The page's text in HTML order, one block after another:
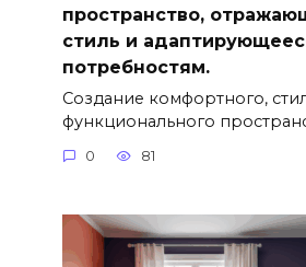
пространство,
стиль и
потребностям.
Создание комфортного,
функционального
0 81